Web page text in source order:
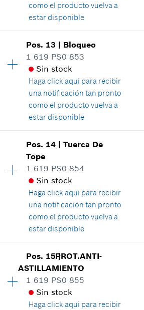
6,85 €*
*Recomendación de precio del
vinculante, incluido IVA
Agregar a cesta de
como el producto vuelva a
estar disponible
Grupo de precios:
Información sobre recambios
Relación de aplicaciones de una
Mostrar en figura
1,96 €*
*Recomendación de precio del
vinculante, incluido IVA
Agregar a cesta de
Pos. 13 | Bloqueo
1 619 PS0 853
Sin stock
Haga click aqui para recibir
una notificación tan pronto
como el producto vuelva a
estar disponible
Grupo de precios :13
Información sobre recambios
Relación de aplicaciones de una
Mostrar en figura
1,96 €*
*Recomendación de precio del
vinculante, incluido IVA
Agregar a cesta de
Pos. 14 |Tuerca De
Tope
1 619 PS0 854
Sin stock
Haga click aqui para recibir
una notificación tan pronto
como el producto vuelva a
estar disponible
Grupo de precios : 13
Información sobre recambios
Relación de aplicaciones de una
Mostrar en figura
Pos. 15|
PROT.ANTI-
ASTILLAMIENTO
1 619 PS0 855
Sin stock
Haga click aqui para recibir